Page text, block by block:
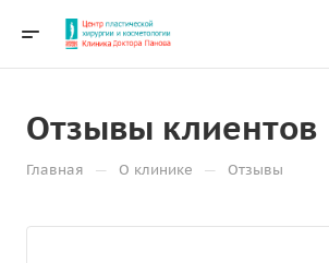
Отзывы клиентов
Главная — О клинике — Отзывы